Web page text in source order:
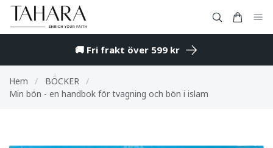
🚚 Fri frakt över 599 kr
Hem / BÖCKER
/
Min bön - en handbok för tvagning och bön i islam